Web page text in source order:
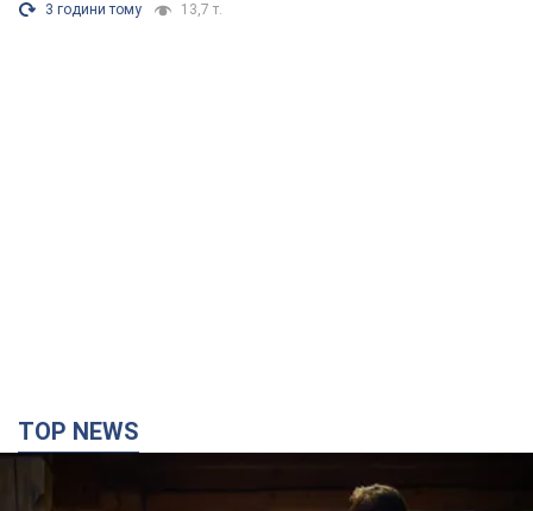
3 години тому 13,7 т.
TOP NEWS